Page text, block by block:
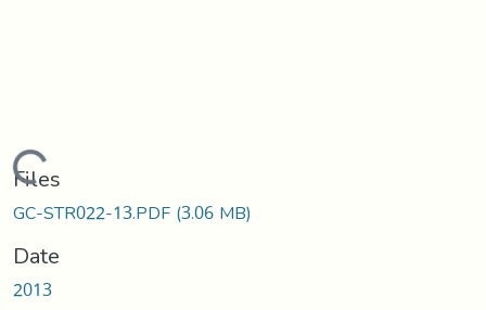
Loading...
Files
GC-STR022-13.PDF(3.06 MB)
Date
2013